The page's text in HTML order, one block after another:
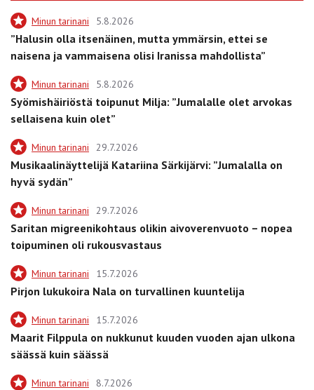
Minun tarinani 5.8.2026
”Halusin olla itsenäinen, mutta ymmärsin, ettei se
naisena ja vammaisena olisi Iranissa mahdollista”
Minun tarinani 5.8.2026
Syömishäiriöstä toipunut Milja: ”Jumalalle olet arvokas
sellaisena kuin olet”
Minun tarinani 29.7.2026
Musikaalinäyttelijä Katariina Särkijärvi: ”Jumalalla on
hyvä sydän”
Minun tarinani 29.7.2026
Saritan migreenikohtaus olikin aivoverenvuoto – nopea
toipuminen oli rukousvastaus
Minun tarinani 15.7.2026
Pirjon lukukoira Nala on turvallinen kuuntelija
Minun tarinani 15.7.2026
Maarit Filppula on nukkunut kuuden vuoden ajan ulkona
säässä kuin säässä
Minun tarinani 8.7.2026